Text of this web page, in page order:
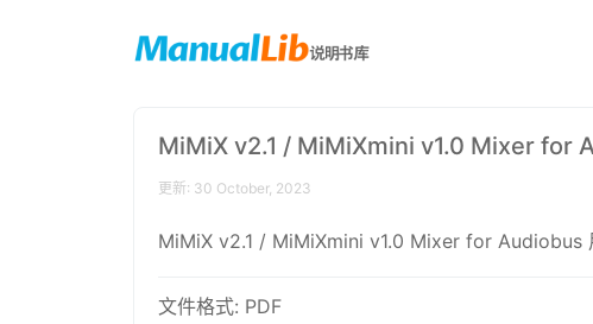
MiMiX v2.1 / MiMiXmini v1.0 Mixer for
更新: 30 October, 2023
MiMiX v2.1 / MiMiXmini v1.0 Mixer for Audiobus
文件格式: PDF